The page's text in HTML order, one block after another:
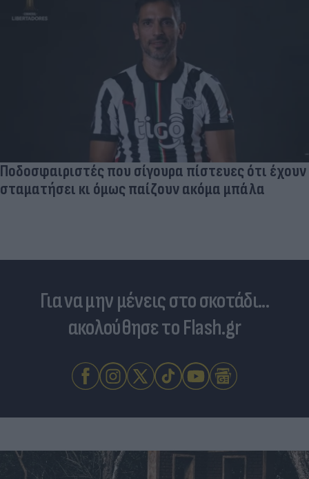
Ποδοσφαιριστές που σίγουρα πίστευες ότι έχουν
σταματήσει κι όμως παίζουν ακόμα μπάλα
Για να μην μένεις στο σκοτάδι...
ακολούθησε το Flash.gr